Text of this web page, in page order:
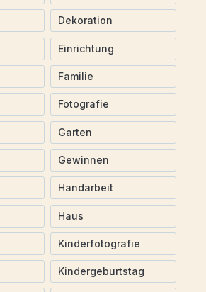
Dekoration
Einrichtung
Familie
Fotografie
Garten
Gewinnen
Handarbeit
Haus
Kinderfotografie
Kindergeburtstag